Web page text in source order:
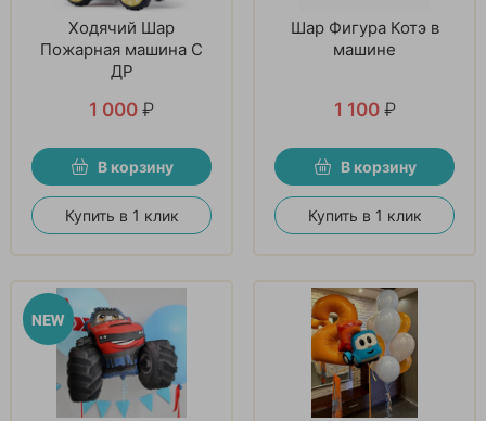
Ходячий Шар
Пожарная машина С
ДР
1 000 ₽
В корзину
Купить в 1 клик
Шар Фигура Котэ в
машине
1 100 ₽
В корзину
Купить в 1 клик